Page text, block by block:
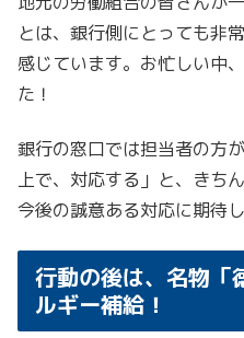
とは、銀行側にとっても非
感じています。お忙しい中
た！
銀行の窓口では担当者の方
上で、対応する」と、きち
今後の誠意ある対応に期待
行動の後は、名物「
ルギー補給！